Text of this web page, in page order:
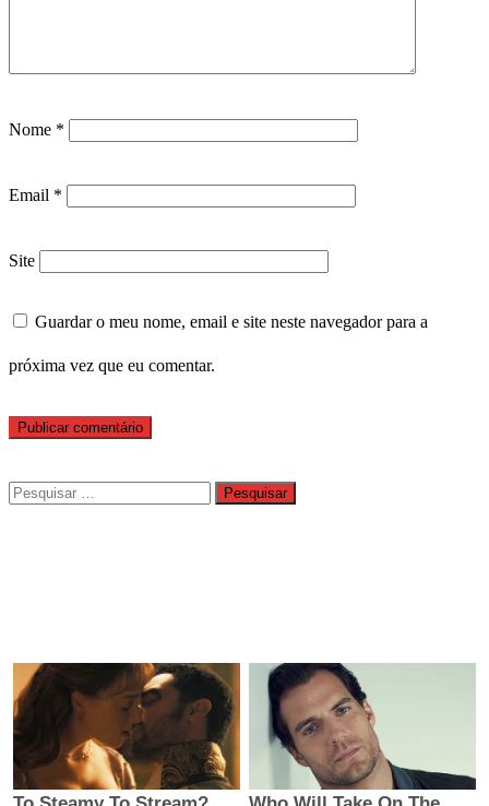
Nome *
Email *
Site
Guardar o meu nome, email e site neste navegador para a
próxima vez que eu comentar.
Pesquisar
por: